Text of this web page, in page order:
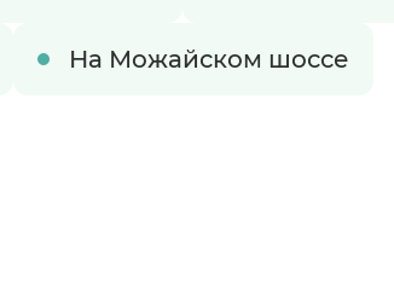
На Можайском шоссе